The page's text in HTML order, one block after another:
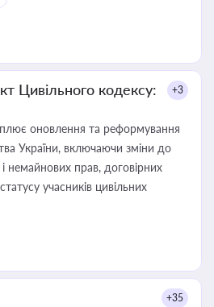
Цивільного кодексу:
+3
оновлення та реформування
України, включаючи зміни до
немайнових прав, договірних
учасників цивільних
+35